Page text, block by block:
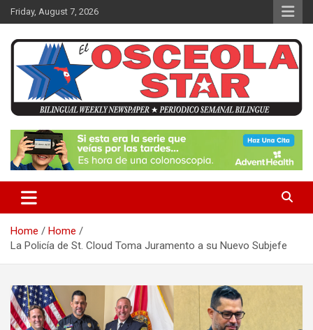
k
t
Friday, August 7, 2026
El Osceola Star
Home
Home
La Policía de St. Cloud Toma Juramento a su Nuevo Subjefe